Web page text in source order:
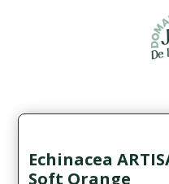
Echinacea
Soft Orange